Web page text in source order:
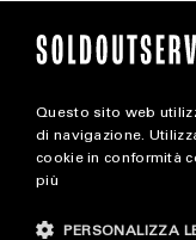
Esiste
il logo
Questo sito web
di navigazione.
cookie in conformità
più
PERSONALIZZA